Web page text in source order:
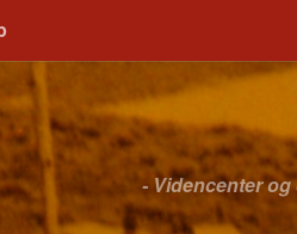
- Videncenter